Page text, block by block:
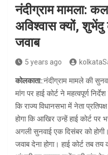
नंदीग्राम मामला:
अविश्वास क्यों, शुभेंदु
जवाब
5 years ago
कोलकाता::नंदीग्राम मामले की
मांग पर हाई कोर्ट ने महत्वपूर्ण
कि राज्य विधानसभा में नेता
होगा कि आखिर उन्हें हाई कोर्ट पर
अगली सुनवाई एक दिसंबर को
जवाब देना होगा। हाई कोर्ट तब